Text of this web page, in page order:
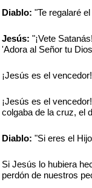
Diablo: "Te regalaré
Jesús: "¡Vete
'Adora al Señor tu
¡Jesús es el
¡Jesús es el
colgaba de la cruz, el
Diablo: "Si eres el
Si Jesús lo hubiera
perdón de nuestros